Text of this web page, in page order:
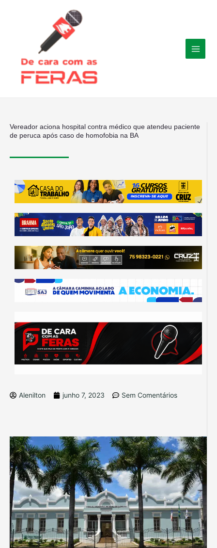
Vereador aciona hospital contra médico que atendeu paciente
de peruca após caso de homofobia na BA
Alenilton junho 7, 2023 Sem Comentários